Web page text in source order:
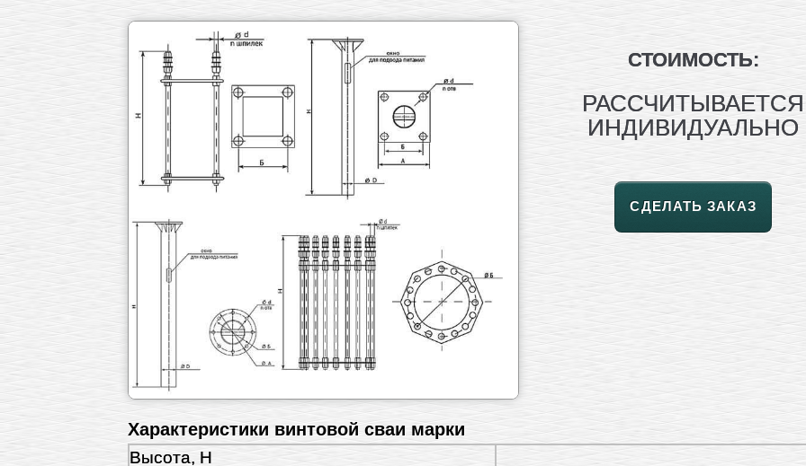
СТОИМОСТЬ:
РАССЧИТЫВАЕТСЯ
ИНДИВИДУАЛЬНО
СДЕЛАТЬ ЗАКАЗ
Характеристики винтовой сваи марки
Высота, H